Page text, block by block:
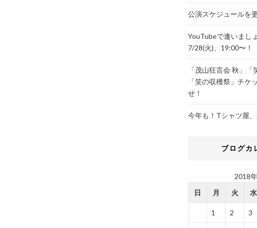
公演スケジュールを
YouTubeで逢いまし
7/28(火)、19:00〜！
「茂山狂言会 秋」「
「笑の収穫祭」チケ
せ！
今年も！Tシャツ屋、
ブログカ
2018
日
月 火 水
1 2 3